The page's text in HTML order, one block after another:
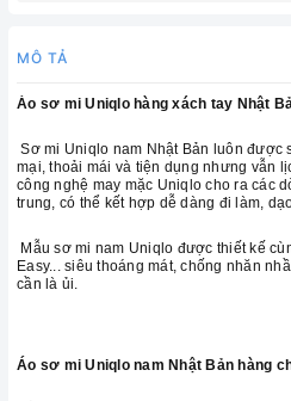
MÔ TẢ
Áo sơ mi Uniqlo hàng xách tay Nhật
Sơ mi Uniqlo nam Nhật Bản luôn được
mại, thoải mái và tiện dụng nhưng vẫn
công nghệ may mặc Uniqlo cho ra các
trung, có thể kết hợp dễ dàng đi làm,
Mẫu sơ mi nam Uniqlo được thiết kế
Easy... siêu thoáng mát, chống nhăn
cần là ủi.
Áo sơ mi Uniqlo nam Nhật Bản hàng